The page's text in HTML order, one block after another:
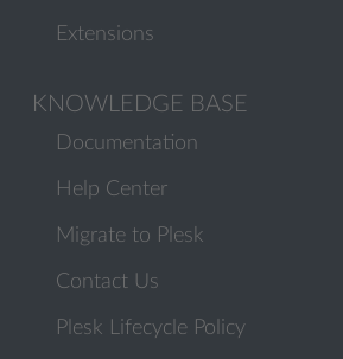
Extensions
KNOWLEDGE BASE
Documentation
Help Center
Migrate to Plesk
Contact Us
Plesk Lifecycle Policy